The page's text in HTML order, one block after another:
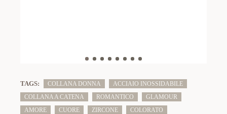
TAGS: COLLANA DONNA
ACCIAIO INOSSIDABILE
COLLANA A CATENA
ROMANTICO
GLAMOUR
AMORE
CUORE ZIRCONE
COLORATO